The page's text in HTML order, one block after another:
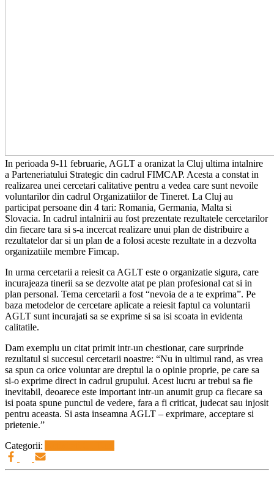
In perioada 9-11 februarie, AGLT a oranizat la Cluj ultima intalnire
a Parteneriatului Strategic din cadrul FIMCAP. Acesta a constat in
realizarea unei cercetari calitative pentru a vedea care sunt nevoile
voluntarilor din cadrul Organizatiilor de Tineret. La Cluj au
participat persoane din 4 tari: Romania, Germania, Malta si
Slovacia. In cadrul intalnirii au fost prezentate rezultatele cercetarilor
din fiecare tara si s-a incercat realizare unui plan de distribuire a
rezultatelor dar si un plan de a folosi aceste rezultate in a dezvolta
organizatiile membre Fimcap.
In urma cercetarii a reiesit ca AGLT este o organizatie sigura, care
incurajeaza tinerii sa se dezvolte atat pe plan profesional cat si in
plan personal. Tema cercetarii a fost “nevoia de a te exprima”. Pe
baza metodelor de cercetare aplicate a reiesit faptul ca voluntarii
AGLT sunt incurajati sa se exprime si sa isi scoata in evidenta
calitatile.
Dam exemplu un citat primit intr-un chestionar, care surprinde
rezultatul si succesul cercetarii noastre: “Nu in ultimul rand, as vrea
sa spun ca orice voluntar are dreptul la o opinie proprie, pe care sa
si-o exprime direct in cadrul grupului. Acest lucru ar trebui sa fie
inevitabil, deoarece este important intr-un anumit grup ca fiecare sa
isi poata spune punctul de vedere, fara a fi criticat, judecat sau injosit
pentru aceasta. Si asta inseamna AGLT – exprimare, acceptare si
prietenie.”
Categorii: